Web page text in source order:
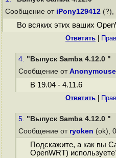
Сообщение от iPony129412 (?),
Во всяких этих ваших
Ответить
4. "Выпуск Samba 4.12.0 "
Сообщение от Anonymouse
В 19.04 - 4.11.6
Ответить
5. "Выпуск Samba 4.12.0 "
Сообщение от ryoken (ok),
Подскажите, а как вы
OpenWRT)